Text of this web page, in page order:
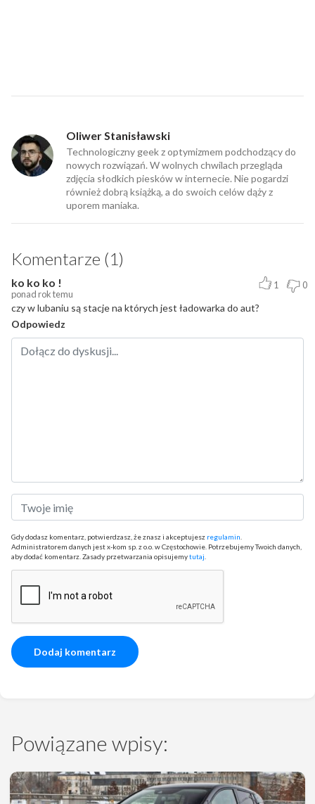
Oliwer Stanisławski
Technologiczny geek z optymizmem podchodzący do
nowych rozwiązań. W wolnych chwilach przegląda
zdjęcia słodkich piesków w internecie. Nie pogardzi
również dobrą książką, a do swoich celów dąży z
uporem maniaka.
Komentarze (1)
ko ko ko !
ponad rok temu
1 0
czy w lubaniu są stacje na których jest ładowarka do aut?
Odpowiedz
Gdy dodasz komentarz, potwierdzasz, że znasz i akceptujesz regulamin.
Administratorem danych jest x-kom sp. z o.o. w Częstochowie. Potrzebujemy Twoich danych,
aby dodać komentarz. Zasady przetwarzania opisujemytutaj.
Powiązane wpisy: